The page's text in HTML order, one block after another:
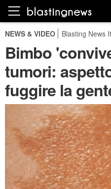
NEWS & VIDEO Blasting News
Bimbo
tumori:
fuggire la